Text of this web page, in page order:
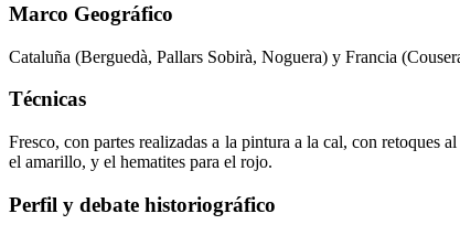
Marco Geográfico
Cataluña (Berguedà, Pallars Sobirà, Noguera) y Francia
Técnicas
Fresco, con partes realizadas a la pintura a la cal, con retoques
el amarillo, y el hematites para el rojo.
Perfil y debate historiográfico